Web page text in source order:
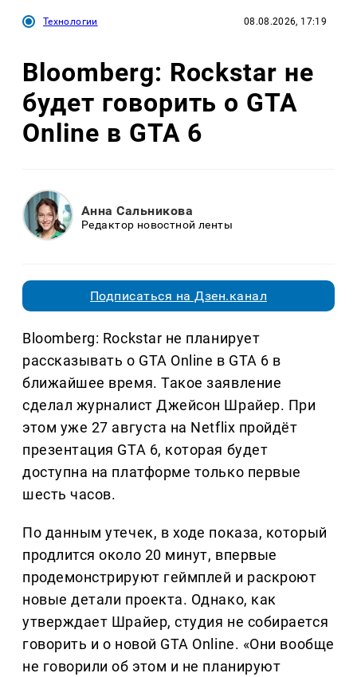
Технологии 08.08.2026, 17:19
Bloomberg: Rockstar не
будет говорить о GTA
Online в GTA 6
Анна Сальникова
Редактор новостной ленты
Подписаться на Дзен.канал
Bloomberg: Rockstar не планирует
рассказывать о GTA Online в GTA 6 в
ближайшее время. Такое заявление
сделал журналист Джейсон Шрайер. При
этом уже 27 августа на Netflix пройдёт
презентация GTA 6, которая будет
доступна на платформе только первые
шесть часов.
По данным утечек, в ходе показа, который
продлится около 20 минут, впервые
продемонстрируют геймплей и раскроют
новые детали проекта. Однако, как
утверждает Шрайер, студия не собирается
говорить и о новой GTA Online. «Они вообще
не говорили об этом и не планируют